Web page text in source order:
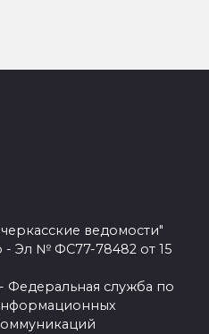
ведомости"
Эл № ФС77-78482 от 15
служба по